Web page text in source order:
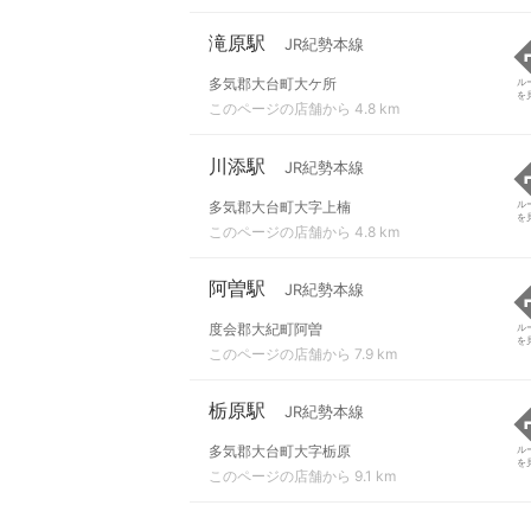
滝原駅 JR紀勢本線
多気郡大台町大ケ所
このページの店舗から 4.8 km
ル
を
川添駅 JR紀勢本線
多気郡大台町大字上楠
このページの店舗から 4.8 km
ル
を
阿曽駅 JR紀勢本線
度会郡大紀町阿曽
このページの店舗から 7.9 km
ル
を
栃原駅 JR紀勢本線
多気郡大台町大字栃原
このページの店舗から 9.1 km
ル
を